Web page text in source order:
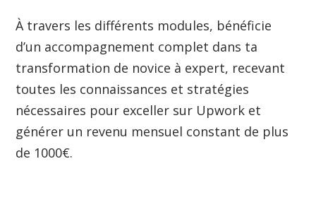
À travers les différents modules, bénéficie
d’un accompagnement complet dans ta
transformation de novice à expert, recevant
toutes les connaissances et stratégies
nécessaires pour exceller sur Upwork et
générer un revenu mensuel constant de plus
de 1000€.